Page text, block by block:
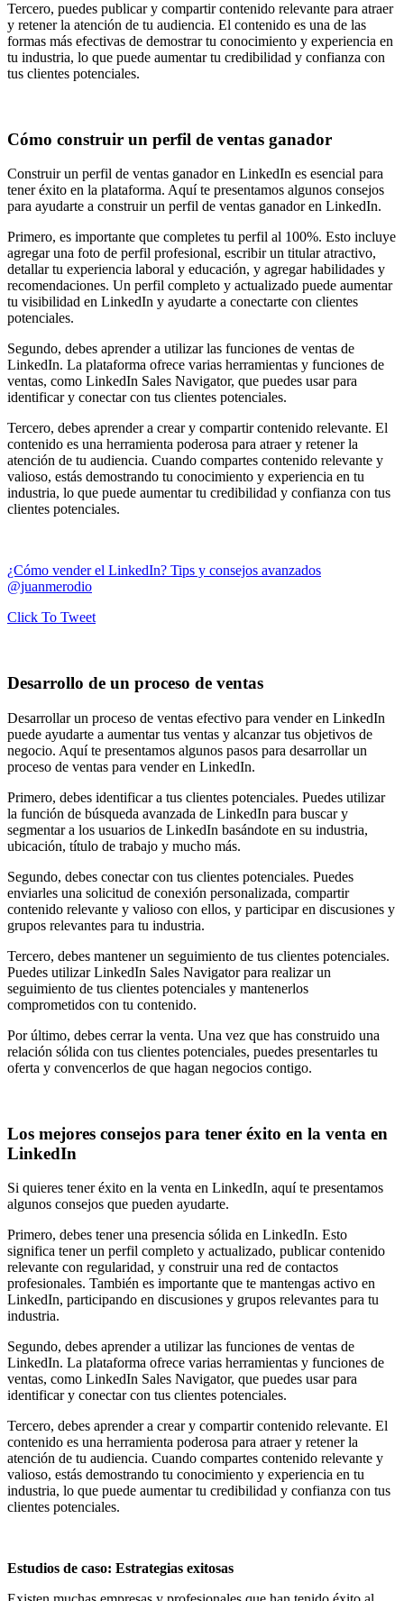
Tercero, puedes publicar y compartir contenido relevante para atraer
y retener la atención de tu audiencia. El contenido es una de las
formas más efectivas de demostrar tu conocimiento y experiencia en
tu industria, lo que puede aumentar tu credibilidad y confianza con
tus clientes potenciales.
Cómo construir un perfil de ventas ganador
Construir un perfil de ventas ganador en LinkedIn es esencial para
tener éxito en la plataforma. Aquí te presentamos algunos consejos
para ayudarte a construir un perfil de ventas ganador en LinkedIn.
Primero, es importante que completes tu perfil al 100%. Esto incluye
agregar una foto de perfil profesional, escribir un titular atractivo,
detallar tu experiencia laboral y educación, y agregar habilidades y
recomendaciones. Un perfil completo y actualizado puede aumentar
tu visibilidad en LinkedIn y ayudarte a conectarte con clientes
potenciales.
Segundo, debes aprender a utilizar las funciones de ventas de
LinkedIn. La plataforma ofrece varias herramientas y funciones de
ventas, como LinkedIn Sales Navigator, que puedes usar para
identificar y conectar con tus clientes potenciales.
Tercero, debes aprender a crear y compartir contenido relevante. El
contenido es una herramienta poderosa para atraer y retener la
atención de tu audiencia. Cuando compartes contenido relevante y
valioso, estás demostrando tu conocimiento y experiencia en tu
industria, lo que puede aumentar tu credibilidad y confianza con tus
clientes potenciales.
¿Cómo vender el LinkedIn? Tips y consejos avanzados
@juanmerodio
Click To Tweet
Desarrollo de un proceso de ventas
Desarrollar un proceso de ventas efectivo para vender en LinkedIn
puede ayudarte a aumentar tus ventas y alcanzar tus objetivos de
negocio. Aquí te presentamos algunos pasos para desarrollar un
proceso de ventas para vender en LinkedIn.
Primero, debes identificar a tus clientes potenciales. Puedes utilizar
la función de búsqueda avanzada de LinkedIn para buscar y
segmentar a los usuarios de LinkedIn basándote en su industria,
ubicación, título de trabajo y mucho más.
Segundo, debes conectar con tus clientes potenciales. Puedes
enviarles una solicitud de conexión personalizada, compartir
contenido relevante y valioso con ellos, y participar en discusiones y
grupos relevantes para tu industria.
Tercero, debes mantener un seguimiento de tus clientes potenciales.
Puedes utilizar LinkedIn Sales Navigator para realizar un
seguimiento de tus clientes potenciales y mantenerlos
comprometidos con tu contenido.
Por último, debes cerrar la venta. Una vez que has construido una
relación sólida con tus clientes potenciales, puedes presentarles tu
oferta y convencerlos de que hagan negocios contigo.
Los mejores consejos para tener éxito en la venta en
LinkedIn
Si quieres tener éxito en la venta en LinkedIn, aquí te presentamos
algunos consejos que pueden ayudarte.
Primero, debes tener una presencia sólida en LinkedIn. Esto
significa tener un perfil completo y actualizado, publicar contenido
relevante con regularidad, y construir una red de contactos
profesionales. También es importante que te mantengas activo en
LinkedIn, participando en discusiones y grupos relevantes para tu
industria.
Segundo, debes aprender a utilizar las funciones de ventas de
LinkedIn. La plataforma ofrece varias herramientas y funciones de
ventas, como LinkedIn Sales Navigator, que puedes usar para
identificar y conectar con tus clientes potenciales.
Tercero, debes aprender a crear y compartir contenido relevante. El
contenido es una herramienta poderosa para atraer y retener la
atención de tu audiencia. Cuando compartes contenido relevante y
valioso, estás demostrando tu conocimiento y experiencia en tu
industria, lo que puede aumentar tu credibilidad y confianza con tus
clientes potenciales.
Estudios de caso: Estrategias exitosas